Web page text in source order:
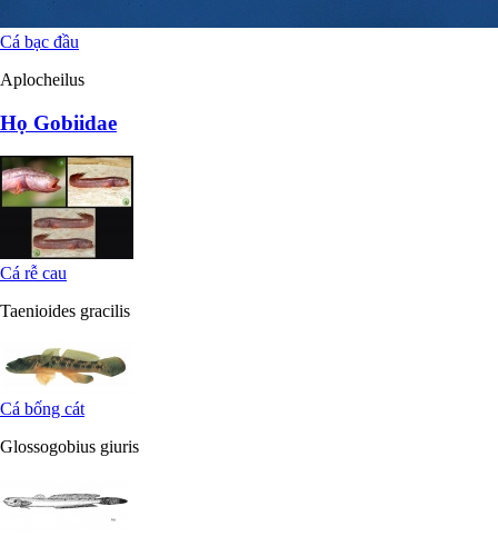
Cá bạc đầu
Aplocheilus
Họ Gobiidae
Cá rễ cau
Taenioides gracilis
Cá bống cát
Glossogobius giuris